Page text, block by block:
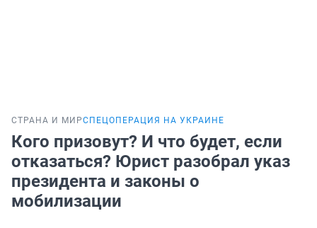
СТРАНА И МИРСПЕЦОПЕРАЦИЯ НА УКРАИНЕ
Кого призовут? И что будет, если
отказаться? Юрист разобрал указ
президента и законы о
мобилизации